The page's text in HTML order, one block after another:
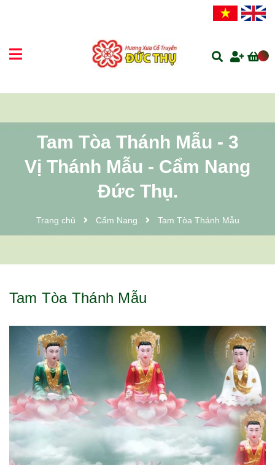
Tam Tòa Thánh Mẫu - 3
Vị Thánh Mẫu - Cẩm Nang
Đức Thụ.
Trang chủ Cẩm Nang Tam Tòa Thánh Mẫu
Tam Tòa Thánh Mẫu